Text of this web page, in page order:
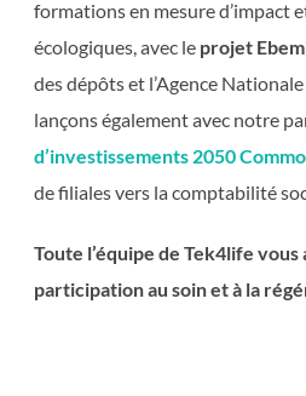
formations en mesure d’impact
écologiques, avec le projet
des dépôts et l’Agence
lançons également avec notre
d’investissements 2050
de filiales vers la comptabilité
Toute l’équipe de Tek4life
participation au soin et à la